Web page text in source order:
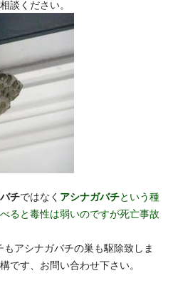
談ください。
チではなく アシナガバチという種
ると毒性は弱いのですが死亡事故
アシナガバチの巣も駆除致しま
です、お問い合わせ下さい。